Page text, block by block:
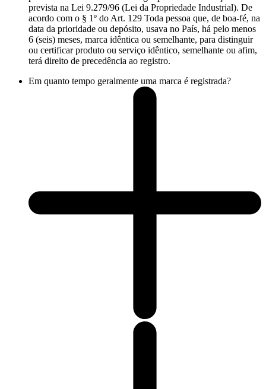
prevista na Lei 9.279/96 (Lei da Propriedade Industrial). De
acordo com o § 1º do Art. 129 Toda pessoa que, de boa-fé, na
data da prioridade ou depósito, usava no País, há pelo menos
6 (seis) meses, marca idêntica ou semelhante, para distinguir
ou certificar produto ou serviço idêntico, semelhante ou afim,
terá direito de precedência ao registro.
Em quanto tempo geralmente uma marca é registrada?